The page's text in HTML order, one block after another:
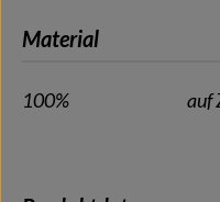
Material
100% auf